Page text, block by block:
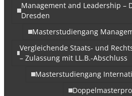
Management and Leadership –
Dresden
Masterstudiengang
Vergleichende Staats- und
– Zulassung mit LL.B.-Abschluss
Masterstudiengang